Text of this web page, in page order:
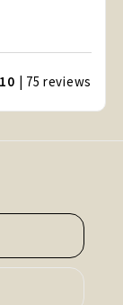
| 75reviews